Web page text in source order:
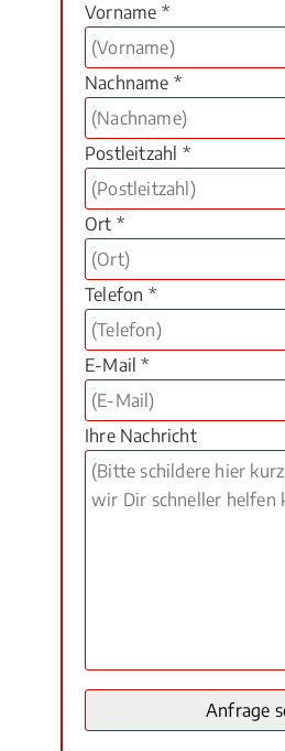
Vorname *
Nachname *
Postleitzahl *
Ort *
Telefon *
E-Mail *
Ihre Nachricht